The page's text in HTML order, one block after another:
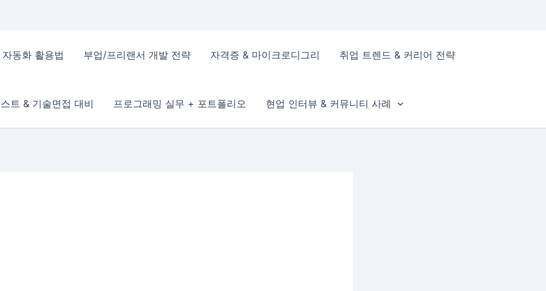
동화 활용법 부업/프리랜서 개발 전략 자격증 & 마이크로디그리 취업 트렌드 & 커리어 전략
트 & 기술면접 대비 프로그래밍 실무 + 포트폴리오 현업 인터뷰 & 커뮤니티 사례